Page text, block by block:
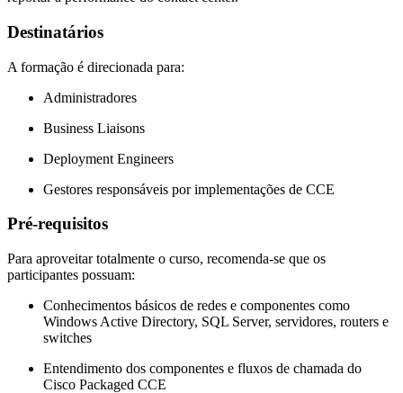
Destinatários
A formação é direcionada para:
Administradores
Business Liaisons
Deployment Engineers
Gestores responsáveis por implementações de CCE
Pré-requisitos
Para aproveitar totalmente o curso, recomenda-se que os
participantes possuam:
Conhecimentos básicos de redes e componentes como
Windows Active Directory, SQL Server, servidores, routers e
switches
Entendimento dos componentes e fluxos de chamada do
Cisco Packaged CCE